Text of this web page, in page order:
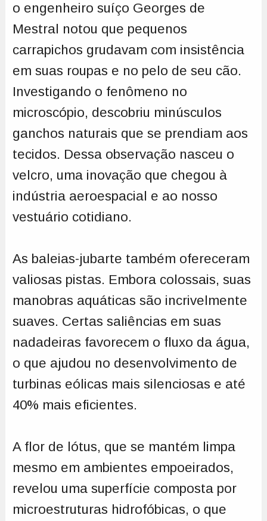
o engenheiro suíço Georges de
Mestral notou que pequenos
carrapichos grudavam com insistência
em suas roupas e no pelo de seu cão.
Investigando o fenômeno no
microscópio, descobriu minúsculos
ganchos naturais que se prendiam aos
tecidos. Dessa observação nasceu o
velcro, uma inovação que chegou à
indústria aeroespacial e ao nosso
vestuário cotidiano.
As baleias-jubarte também ofereceram
valiosas pistas. Embora colossais, suas
manobras aquáticas são incrivelmente
suaves. Certas saliências em suas
nadadeiras favorecem o fluxo da água,
o que ajudou no desenvolvimento de
turbinas eólicas mais silenciosas e até
40% mais eficientes.
A flor de lótus, que se mantém limpa
mesmo em ambientes empoeirados,
revelou uma superfície composta por
microestruturas hidrofóbicas, o que